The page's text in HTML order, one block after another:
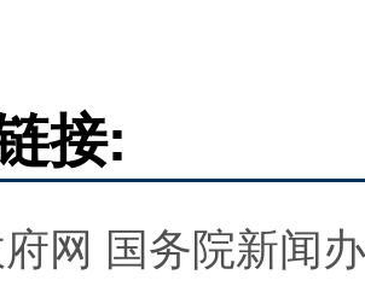
接:
网 国务院新闻